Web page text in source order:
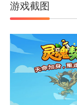
游戏截图